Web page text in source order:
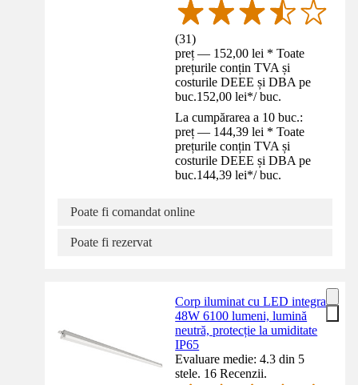
(31)
preț — 152,00 lei * Toate
prețurile conțin TVA și
costurile DEEE și DBA pe
buc.152,00 lei*/ buc.
La cumpărarea a 10 buc.:
preț — 144,39 lei * Toate
prețurile conțin TVA și
costurile DEEE și DBA pe
buc.144,39 lei*/ buc.
Poate fi comandat online
Poate fi rezervat
Corp iluminat cu LED integrat
48W 6100 lumeni, lumină
neutră, protecție la umiditate
IP65
Evaluare medie: 4.3 din 5
stele. 16 Recenzii.